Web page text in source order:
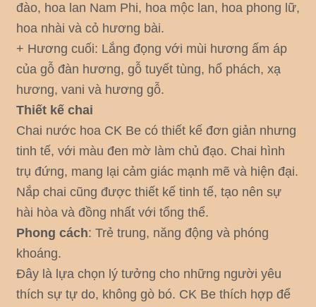
đào, hoa lan Nam Phi, hoa mộc lan, hoa phong lữ,
hoa nhài và cỏ hương bài.
+ Hương cuối: Lắng đọng với mùi hương ấm áp
của gỗ đàn hương, gỗ tuyết tùng, hổ phách, xạ
hương, vani và hương gỗ.
Thiết kế chai
Chai nước hoa CK Be có thiết kế đơn giản nhưng
tinh tế, với màu đen mờ làm chủ đạo. Chai hình
trụ đứng, mang lại cảm giác mạnh mẽ và hiện đại.
Nắp chai cũng được thiết kế tinh tế, tạo nên sự
hài hòa và đồng nhất với tổng thể.
Phong cách: Trẻ trung, năng động và phóng
khoáng.
Đây là lựa chọn lý tưởng cho những người yêu
thích sự tự do, không gò bó. CK Be thích hợp để